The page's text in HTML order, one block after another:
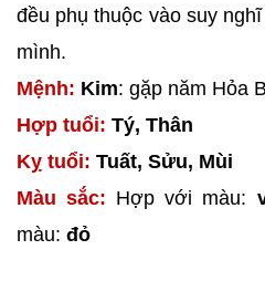
đều phụ thuộc vào suy
mình.
Mệnh: Kim: gặp năm Hỏa
Hợp tuổi: Tý, Thân
Kỵ tuổi: Tuất, Sửu, Mùi
Màu sắc: Hợp với màu:
màu: đỏ